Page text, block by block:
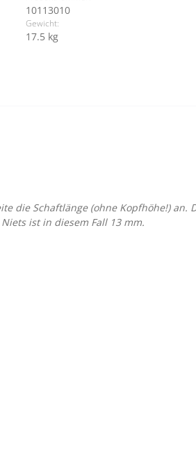
10113010
Gewicht:
17.5 kg
die Schaftlänge (ohne Kopfhöhe!)
ist in diesem Fall 13 mm.